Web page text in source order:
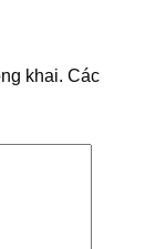
khai. Các